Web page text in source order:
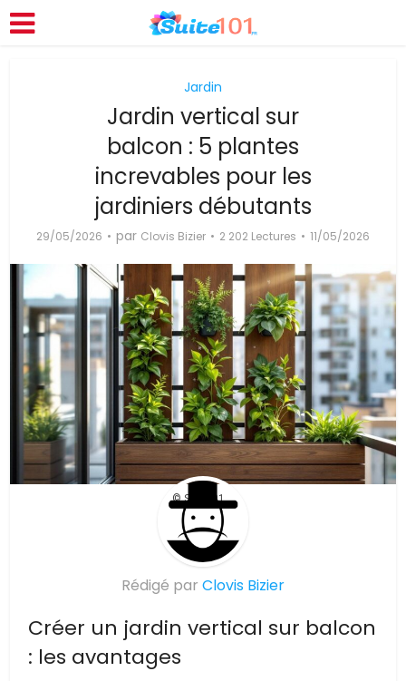
Jardin
Jardin vertical sur
balcon : 5 plantes
increvables pour les
jardiniers débutants
29/05/2026 par Clovis Bizier 2 202 Lectures 11/05/2026
© Suite101
Rédigé par Clovis Bizier
Créer un jardin vertical sur balcon
: les avantages